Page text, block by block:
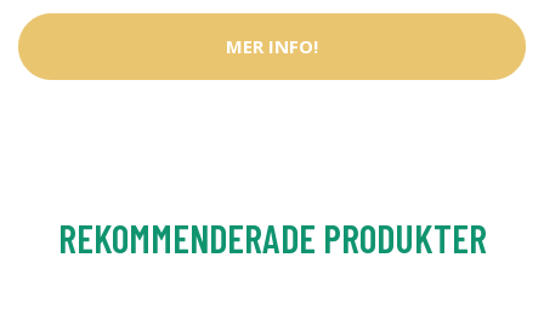
MER INFO!
REKOMMENDERADE PRODUKTER